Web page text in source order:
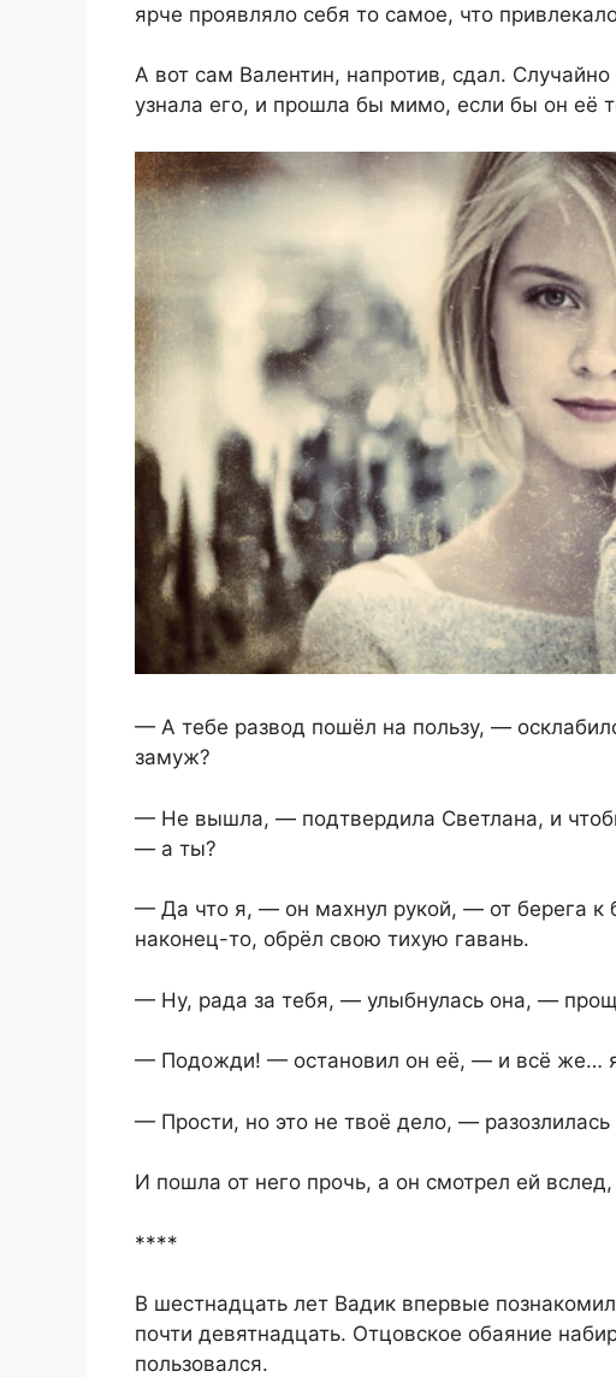
ярче проявляло себя то самое, что
А вот сам Валентин, напротив, сдал.
узнала его, и прошла бы мимо, если бы он её
— А тебе развод пошёл на пользу, —
замуж?
— Не вышла, — подтвердила Светлана, и
— а ты?
— Да что я, — он махнул рукой, — от берега к
наконец-то, обрёл свою тихую гавань.
— Ну, рада за тебя, — улыбнулась она, —
— Подожди! — остановил он её, — и всё же…
— Прости, но это не твоё дело, —
И пошла от него прочь, а он смотрел ей
****
В шестнадцать лет Вадик впервые
почти девятнадцать. Отцовское обаяние
пользовался.